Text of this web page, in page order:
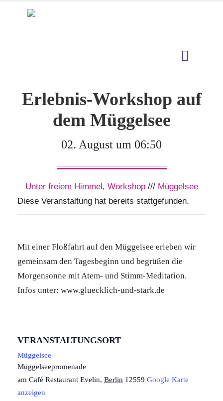
Erlebnis-Workshop auf
dem Müggelsee
02. August um 06:50
Unter freiem Himmel, Workshop /// Müggelsee
Diese Veranstaltung hat bereits stattgefunden.
Mit einer Floßfahrt auf den Müggelsee erleben wir
gemeinsam den Tagesbeginn und begrüßen die
Morgensonne mit Atem- und Stimm-Meditation.
Infos unter: www.gluecklich-und-stark.de
VERANSTALTUNGSORT
Müggelsee
Müggelseepromenade
am Café Restaurant Evelin, Berlin 12559 Google Karte
anzeigen